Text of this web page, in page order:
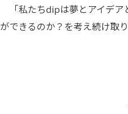
「私たちdipは夢とアイデア
ができるのか？を考え続け取